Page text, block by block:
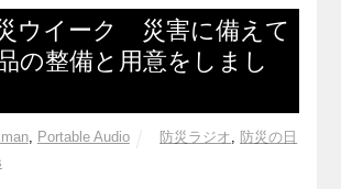
ウイーク 災害に備えて
の整備と用意をしまし
, Portable Audio 防災ラジオ, 防災の日